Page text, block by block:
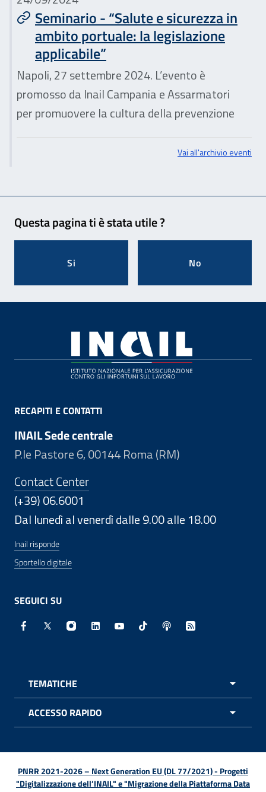
Seminario - “Salute e sicurezza in
ambito portuale: la legislazione
applicabile”
Napoli, 27 settembre 2024. L’evento è
promosso da Inail Campania e Assarmatori
per promuovere la cultura della prevenzione
Vai all'archivio eventi
Questa pagina ti è stata utile ?
Si No
RECAPITI E CONTATTI
INAIL Sede centrale
P.le Pastore 6, 00144 Roma (RM)
Contact Center
(+39) 06.6001
Dal lunedì al venerdì dalle 9.00 alle 18.00
Inail risponde
Sportello digitale
SEGUICI SU
Facebook - Sito esterno - Apertura in nuova finestra
X - Sito esterno - Apertura in nuova finestra
Instagram - Sito esterno - Apertura in
Linkedin - Sito esterno - Apertura in
Youtube - Sito esterno -
TikTok - Sito esterno -
Spreaker - Sito
Feed RSS -
TEMATICHE
ACCESSO RAPIDO
PNRR 2021-2026 – Next Generation EU (DL 77/2021) - Progetti
"Digitalizzazione dell’INAIL" e "Migrazione della Piattaforma Data